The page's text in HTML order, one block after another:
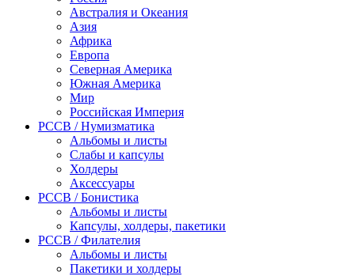
Австралия и Океания
Азия
Африка
Европа
Северная Америка
Южная Америка
Мир
Российская Империя
PCCB / Нумизматика
Альбомы и листы
Слабы и капсулы
Холдеры
Аксессуары
PCCB / Бонистика
Альбомы и листы
Капсулы, холдеры, пакетики
PCCB / Филателия
Альбомы и листы
Пакетики и холдеры